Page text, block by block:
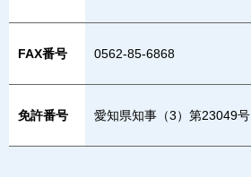
FAX番号 0562-85-6868
免許番号 愛知県知事（3）第23049号